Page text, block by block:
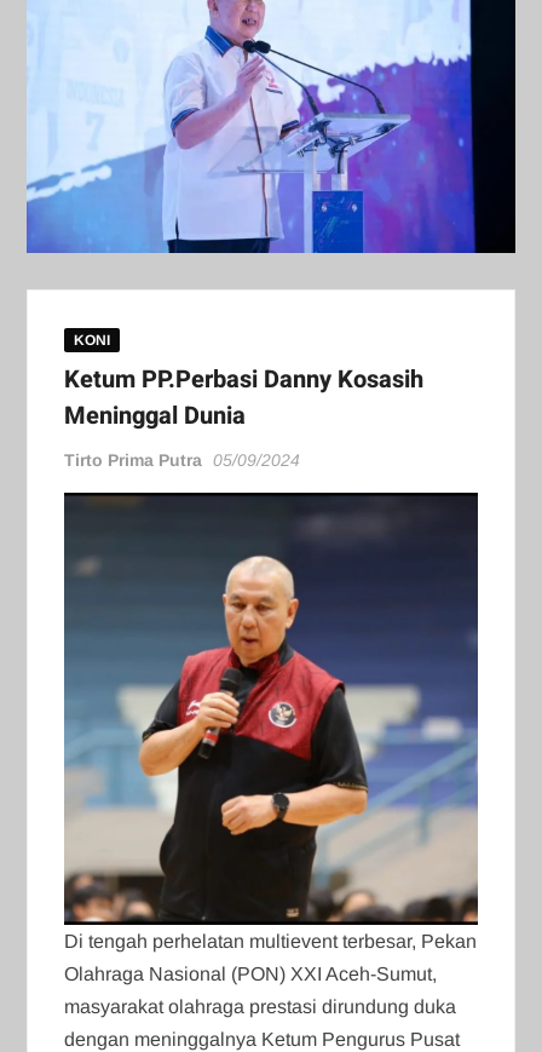
KONI
Ketum PP.Perbasi Danny Kosasih
Meninggal Dunia
Tirto Prima Putra 05/09/2024
Di tengah perhelatan multievent terbesar, Pekan
Olahraga Nasional (PON) XXI Aceh-Sumut,
masyarakat olahraga prestasi dirundung duka
dengan meninggalnya Ketum Pengurus Pusat